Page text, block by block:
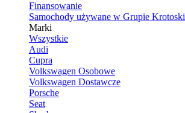
Finansowanie
Samochody używane w Grupie Krotoski
Marki
Wszystkie
Audi
Cupra
Volkswagen Osobowe
Volkswagen Dostawcze
Porsche
Seat